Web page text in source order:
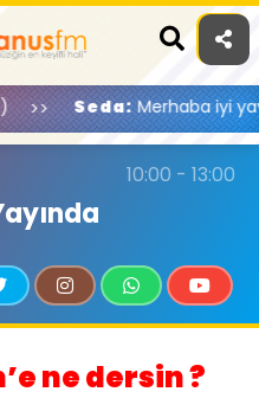
Seda:Merhaba iyi
10:00 - 13:00
ne dersin ?